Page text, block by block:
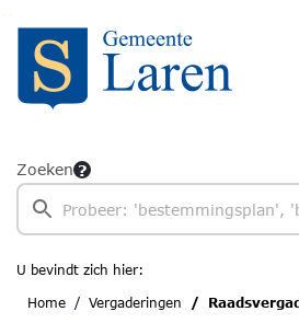
Ga naar de inhoud van deze pagina
Ga naar het zoeken
Ga naar het menu
Zoeken
U bevindt zich hier:
Home
Vergaderingen